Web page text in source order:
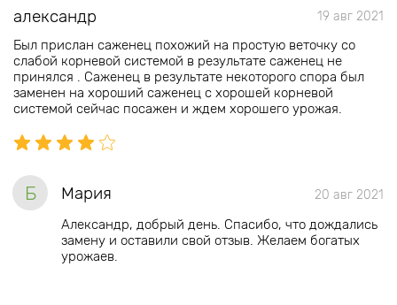
александр 19 авг 2021
Был прислан саженец похожий на простую веточку со
слабой корневой системой в результате саженец не
принялся . Саженец в результате некоторого спора был
заменен на хороший саженец с хорошей корневой
системой сейчас посажен и ждем хорошего урожая.
Б Мария 20 авг 2021
Александр, добрый день. Спасибо, что дождались
замену и оставили свой отзыв. Желаем богатых
урожаев.